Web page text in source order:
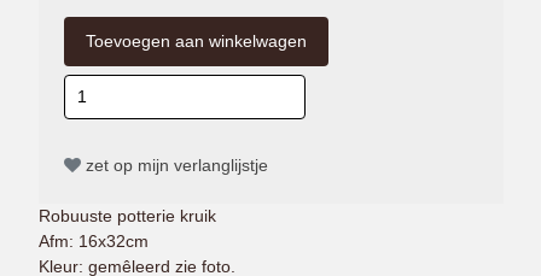
zet op mijn verlanglijstje
Robuuste potterie kruik
Afm: 16x32cm
Kleur: gemêleerd zie foto.